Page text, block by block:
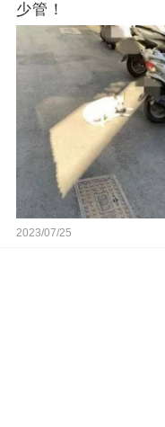
少管！
2023/07/25